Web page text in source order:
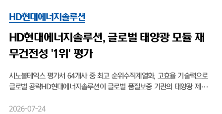
HD현대에너지솔루션
HD현대에너지솔루션, 글로벌 태양광 모듈 재
무건전성 '1위' 평가
시노볼테익스 평가서 64개사 중 최고 순위수직계열화, 고효율 기술력으로
글로벌 공략HD현대에너지솔루션이 글로벌 품질보증 기관의 태양광 제조사
에너지저장장치 품질보증 전문 기관 시노볼테익스가 최근 발표한 'PV 모듈
2026-07-24